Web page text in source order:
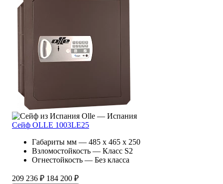
Olle — Испания
Сейф OLLE 1003LE25
Габариты мм — 485 x 465 x 250
Взломостойкость — Класс S2
Огнестойкость — Без класса
209 236 ₽ 184 200 ₽